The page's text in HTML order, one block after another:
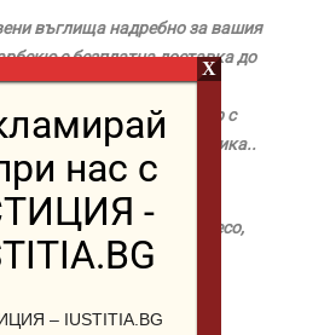
въглища надребно за вашия
с безплатна доставка до
цял камион или контейнер с
Африка или Южна Америка..
въглища Mr PER
и искате най-вкусното месо,
дървенивъглища...
дървени въглища Mr PER
нас с
-
– IUSTITIA.BG
X